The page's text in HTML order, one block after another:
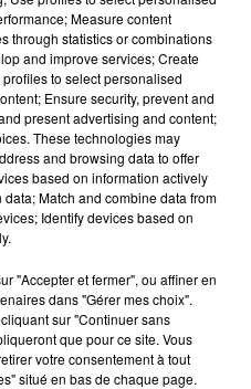
: UNE FEMME ET
ET LA...
le feu après avoir
bébé de trois mois
Measure content
through statistics or combinations
and improve services; Create
to select personalised
Ensure security, prevent and
present advertising and content;
These technologies may
and browsing data to offer
based on information actively
Match and combine data from
Identify devices based on
"Accepter et fermer", ou affiner en
dans "Gérer mes choix".
sur "Continuer sans
que pour ce site. Vous
votre consentement à tout
situé en bas de chaque page.